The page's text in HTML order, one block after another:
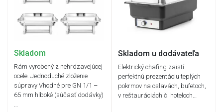
Skladom
Rám vyrobený z nehrdzavejúcej
ocele. Jednoduché zloženie
súpravy Vhodné pre GN 1/1 –
65 mm hlboké (súčasť dodávky)
Skladom u dodávateľa
Elektrický chafing zaistí
perfektnú prezentáciu teplých
pokrmov na oslavách, bufetoch,
v reštauráciách či hoteloch…